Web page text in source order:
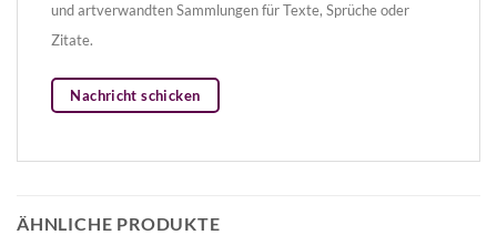
und artverwandten Sammlungen für Texte, Sprüche oder
Zitate.
Nachricht schicken
ÄHNLICHE PRODUKTE